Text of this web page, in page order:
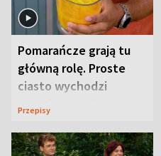
Pomarańcze grają tu
główną rolę. Proste
ciasto wychodzi
wyjątkowo wilgotne
Przepisy